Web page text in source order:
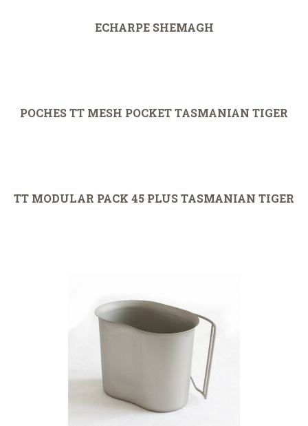
ECHARPE SHEMAGH
POCHES TT MESH POCKET TASMANIAN TIGER
TT MODULAR PACK 45 PLUS TASMANIAN TIGER